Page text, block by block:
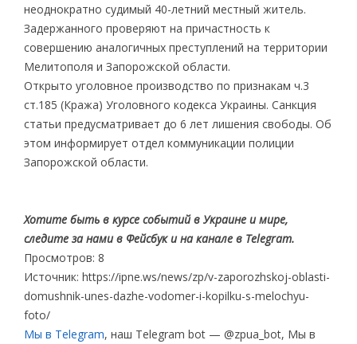
неоднократно судимый 40-летний местный житель.
Задержанного проверяют на причастность к
совершению аналогичных преступлений на территории
Мелитополя и Запорожской области.
Открыто уголовное производство по признакам ч.3
ст.185 (Кража) Уголовного кодекса Украины. Санкция
статьи предусматривает до 6 лет лишения свободы. Об
этом информирует отдел коммуникации полиции
Запорожской области.
Хотите быть в курсе событий в Украине и мире,
следите за нами в Фейсбук и на канале в Telegram.
Просмотров: 8
Источник: https://ipne.ws/news/zp/v-zaporozhskoj-oblasti-
domushnik-unes-dazhe-vodomer-i-kopilku-s-melochyu-
foto/
Мы в Telegram, наш Telegram bot — @zpua_bot, Мы в